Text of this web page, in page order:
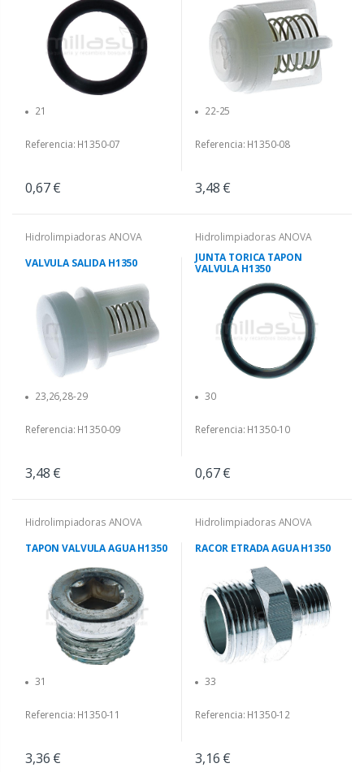
21
Referencia: H1350-07
0,67 €
22-25
Referencia: H1350-08
3,48 €
Hidrolimpiadoras ANOVA
VALVULA SALIDA H1350
23,26,28-29
Referencia: H1350-09
3,48 €
Hidrolimpiadoras ANOVA
JUNTA TORICA TAPON
VALVULA H1350
30
Referencia: H1350-10
0,67 €
Hidrolimpiadoras ANOVA
TAPON VALVULA AGUA H1350
31
Referencia: H1350-11
3,36 €
Hidrolimpiadoras ANOVA
RACOR ETRADA AGUA H1350
33
Referencia: H1350-12
3,16 €